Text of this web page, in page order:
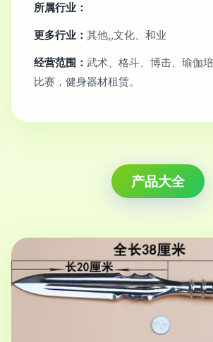
所属行业：
更多行业： 其他,,文化、和业
经营范围： 武术、格斗、博击、瑜伽
比赛，健身器材租赁。
产品大全